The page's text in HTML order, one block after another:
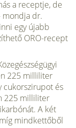
a receptje, de
mondja dr.
egy újabb
ORO-recept
225 milliliter
cukorszirupot és
225 mil­liliter
A két
mindkettőből